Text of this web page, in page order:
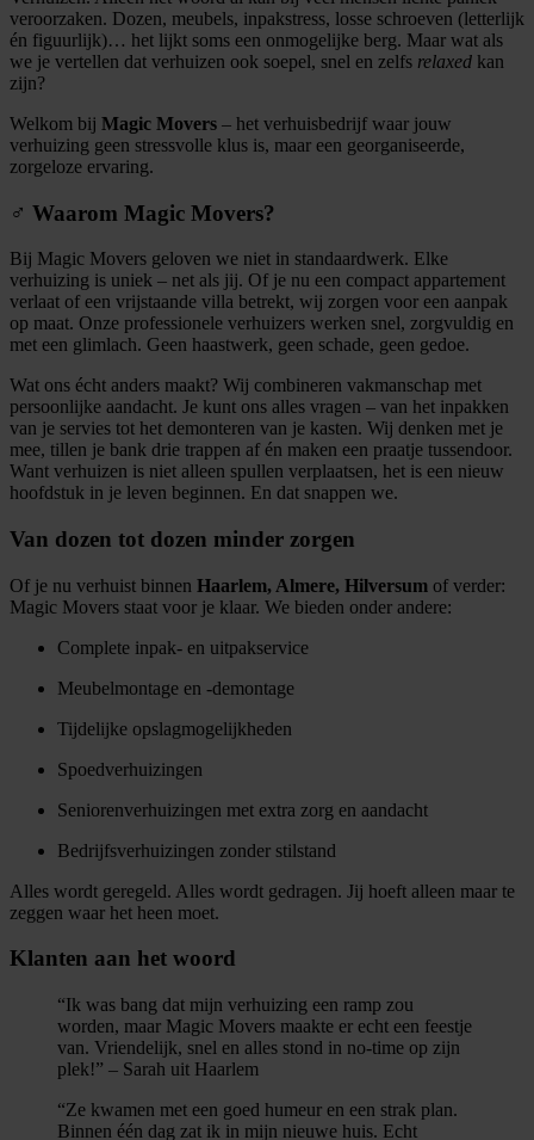
veroorzaken. Dozen, meubels, inpakstress, losse schroeven (letterlijk
én figuurlijk)… het lijkt soms een onmogelijke berg. Maar wat als
we je vertellen dat verhuizen ook soepel, snel en zelfs relaxed kan
zijn?
Welkom bij Magic Movers – het verhuisbedrijf waar jouw
verhuizing geen stressvolle klus is, maar een georganiseerde,
zorgeloze ervaring.
‍♂️ Waarom Magic Movers?
Bij Magic Movers geloven we niet in standaardwerk. Elke
verhuizing is uniek – net als jij. Of je nu een compact appartement
verlaat of een vrijstaande villa betrekt, wij zorgen voor een aanpak
op maat. Onze professionele verhuizers werken snel, zorgvuldig en
met een glimlach. Geen haastwerk, geen schade, geen gedoe.
Wat ons écht anders maakt? Wij combineren vakmanschap met
persoonlijke aandacht. Je kunt ons alles vragen – van het inpakken
van je servies tot het demonteren van je kasten. Wij denken met je
mee, tillen je bank drie trappen af én maken een praatje tussendoor.
Want verhuizen is niet alleen spullen verplaatsen, het is een nieuw
hoofdstuk in je leven beginnen. En dat snappen we.
Van dozen tot dozen minder zorgen
Of je nu verhuist binnen Haarlem, Almere, Hilversum of verder:
Magic Movers staat voor je klaar. We bieden onder andere:
Complete inpak- en uitpakservice
Meubelmontage en -demontage
Tijdelijke opslagmogelijkheden
Spoedverhuizingen
Seniorenverhuizingen met extra zorg en aandacht
Bedrijfsverhuizingen zonder stilstand
Alles wordt geregeld. Alles wordt gedragen. Jij hoeft alleen maar te
zeggen waar het heen moet.
Klanten aan het woord
“Ik was bang dat mijn verhuizing een ramp zou
worden, maar Magic Movers maakte er echt een feestje
van. Vriendelijk, snel en alles stond in no-time op zijn
plek!” – Sarah uit Haarlem
“Ze kwamen met een goed humeur en een strak plan.
Binnen één dag zat ik in mijn nieuwe huis. Echt